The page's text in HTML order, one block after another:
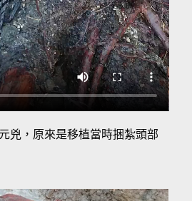
兇，原來是移植當時捆紮頭部